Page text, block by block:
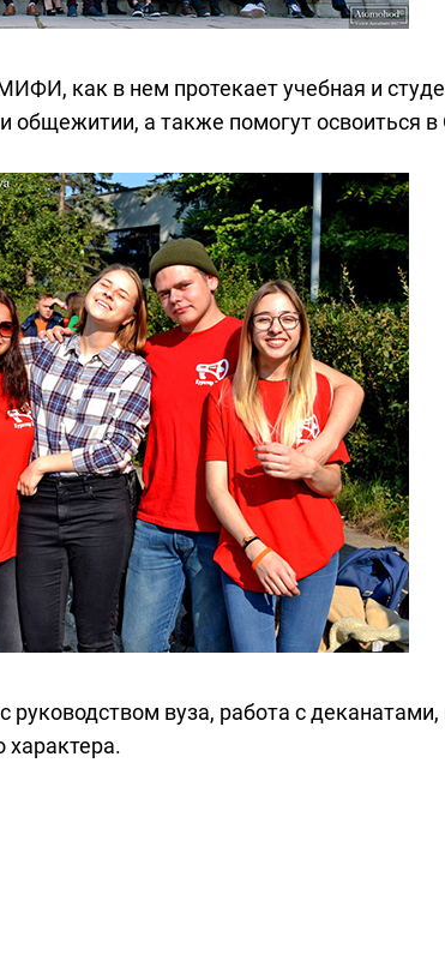
как в нем протекает учебная и
общежитии, а также помогут освоиться в
вуза, работа с
характера.